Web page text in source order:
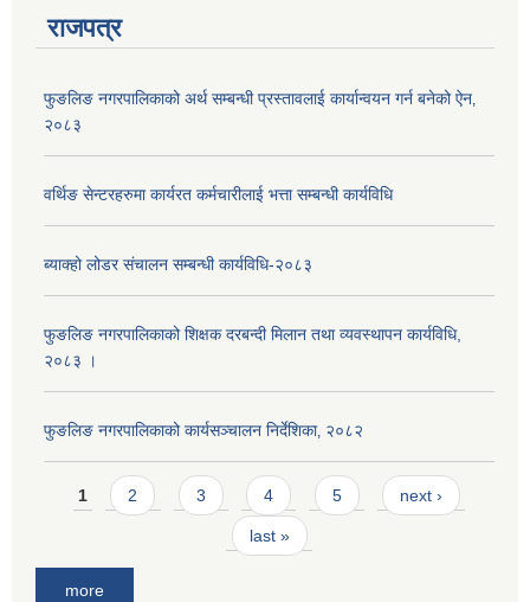
राजपत्र
फुङलिङ नगरपालिकाको अर्थ सम्बन्धी प्रस्तावलाई कार्यान्वयन गर्न बनेको ऐन‚
२०८३
वर्थिङ सेन्टरहरुमा कार्यरत कर्मचारीलाई भत्ता सम्बन्धी कार्यविधि
ब्याक्हो लोडर संचालन सम्बन्धी कार्यविधि-२०८३
फुङलिङ नगरपालिकाको शिक्षक दरबन्दी मिलान तथा व्यवस्थापन कार्यविधि,
२०८३ ।
फुङलिङ नगरपालिकाको कार्यसञ्चालन निर्देशिका‚ २०८२
Pages
1 2 3 4 5 next ›
last »
more